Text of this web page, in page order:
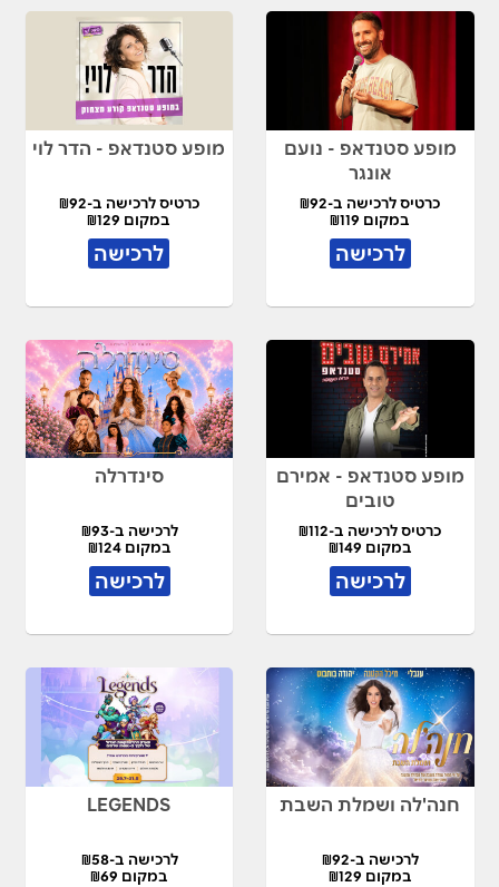
מופע סטנדאפ - נועם
אונגר
כרטיס לרכישה ב-₪92
במקום ₪119
לרכישה
מופע סטנדאפ - הדר לוי
כרטיס לרכישה ב-₪92
במקום ₪129
לרכישה
מופע סטנדאפ - אמירם
טובים
כרטיס לרכישה ב-₪112
במקום ₪149
לרכישה
סינדרלה
לרכישה ב-₪93
במקום ₪124
לרכישה
חנה'לה ושמלת השבת
לרכישה ב-₪92
במקום ₪129
LEGENDS
לרכישה ב-₪58
במקום ₪69